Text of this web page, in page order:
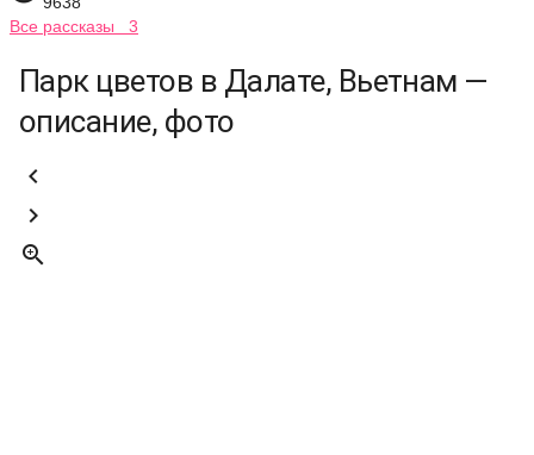
Все рассказы 3
Парк цветов в Далате, Вьетнам —
описание, фото


